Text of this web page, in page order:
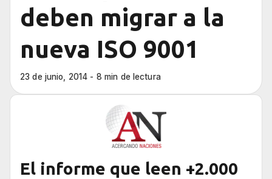
deben migrar a la
nueva ISO 9001
23 de junio, 2014 - 8 min de lectura
El informe que leen +2.000